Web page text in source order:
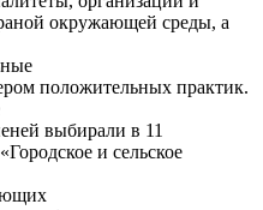
окружающей среды, а
положительных практик.
выбирали в 11
и сельское